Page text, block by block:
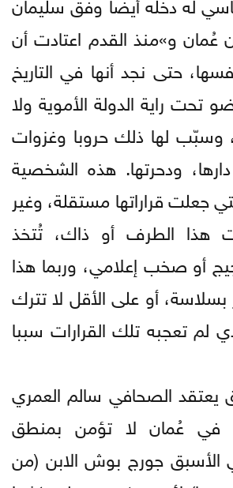
عُمان و»منذ القدم اعتادت أن
حتى نجد أنها في التاريخ
تحت راية الدولة الأموية ولا
وسبّب لها ذلك حروبا وغزوات
ودحرتها. هذه الشخصية
جعلت قراراتها مستقلة، وغير
هذا الطرف أو ذاك، تُتخذ
أو صخب إعلامي، وربما هذا
بسلاسة، أو على الأقل لا تترك
لم تعجبه تلك القرارات سببا
يعتقد الصحافي سالم العمري
في عُمان لا تؤمن بمنطق
الأسبق جورج بوش الابن (من